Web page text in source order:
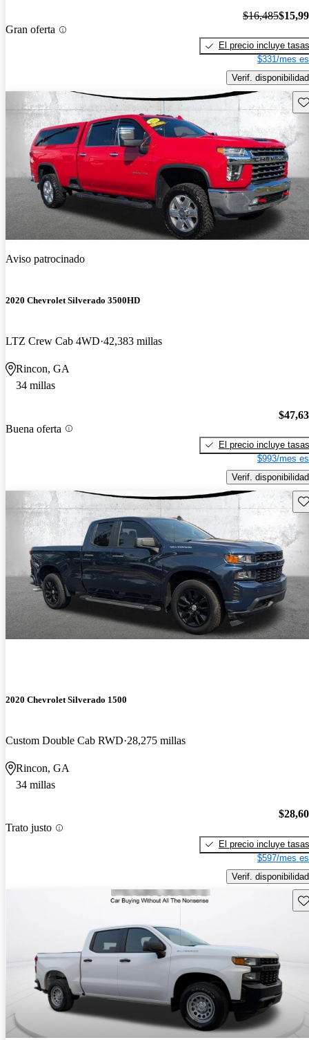
Gran oferta
$16,485
El precio incluye tasas
$331/mes
Verif. disponibilidad
Aviso patrocinado
2020 Chevrolet Silverado 3500HD
LTZ Crew Cab 4WD 42,383 millas
Rincon, GA
34 millas
Buena oferta
El precio incluye tasas
$993/mes
Verif. disponibilidad
2020 Chevrolet Silverado 1500
Custom Double Cab RWD 28,275 millas
Rincon, GA
34 millas
Trato justo
El precio incluye tasas
$597/mes
Verif. disponibilidad